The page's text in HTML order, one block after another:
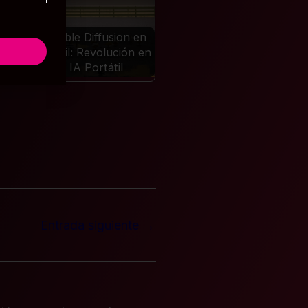
Stable Diffusion en
Móvil: Revolución en
IA Portátil
Entrada siguiente